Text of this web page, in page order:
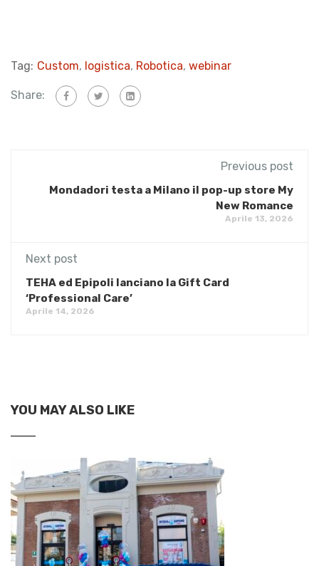
Tag: Custom, logistica, Robotica, webinar
Share:
Previous post
Mondadori testa a Milano il pop-up store My
New Romance
Aprile 13, 2026
Next post
TEHA ed Epipoli lanciano la Gift Card
‘Professional Care’
Aprile 14, 2026
YOU MAY ALSO LIKE